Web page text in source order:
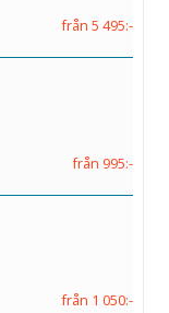
från 5 495:-
från 995:-
från 1 050:-